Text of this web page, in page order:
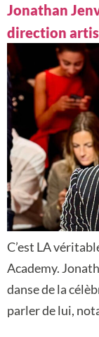
Jonathan
direction
C’est LA
Academy.
danse de la
parler de lui,